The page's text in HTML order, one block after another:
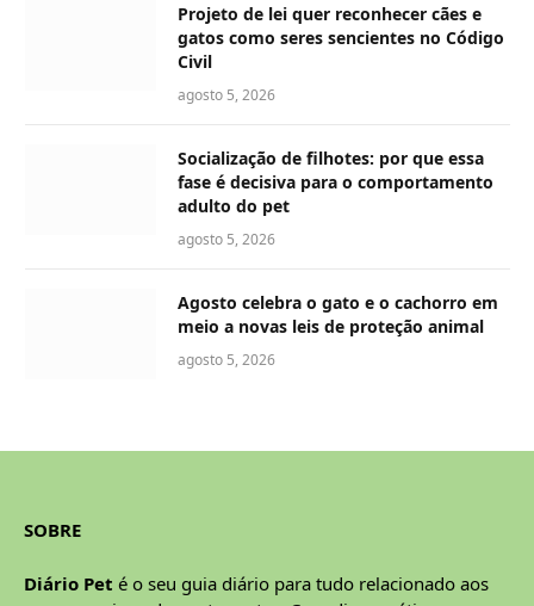
Projeto de lei quer reconhecer cães e
gatos como seres sencientes no Código
Civil
agosto 5, 2026
Socialização de filhotes: por que essa
fase é decisiva para o comportamento
adulto do pet
agosto 5, 2026
Agosto celebra o gato e o cachorro em
meio a novas leis de proteção animal
agosto 5, 2026
SOBRE
Diário Pet é o seu guia diário para tudo relacionado aos